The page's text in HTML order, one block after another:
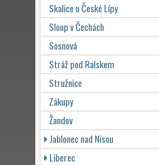
Skalice u České Lípy
Sloup v Čechách
Sosnová
Stráž pod Ralskem
Stružnice
Zákupy
Žandov
Jablonec nad Nisou
Liberec